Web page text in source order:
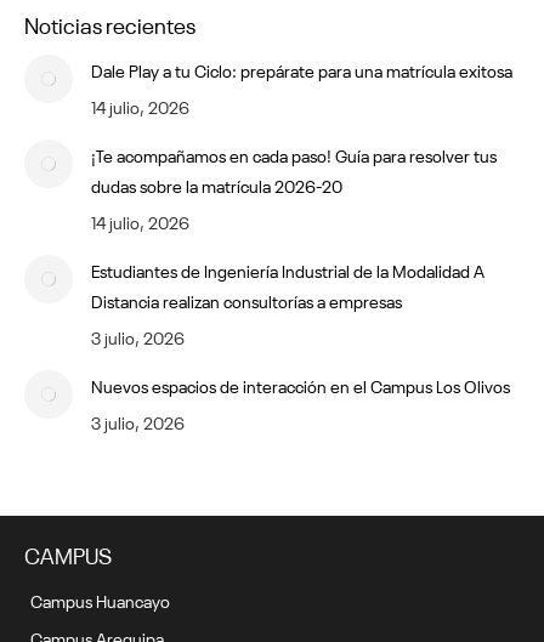
Noticias recientes
Dale Play a tu Ciclo: prepárate para una matrícula exitosa
14 julio, 2026
¡Te acompañamos en cada paso! Guía para resolver tus
dudas sobre la matrícula 2026-20
14 julio, 2026
Estudiantes de Ingeniería Industrial de la Modalidad A
Distancia realizan consultorías a empresas
3 julio, 2026
Nuevos espacios de interacción en el Campus Los Olivos
3 julio, 2026
CAMPUS
Campus Huancayo